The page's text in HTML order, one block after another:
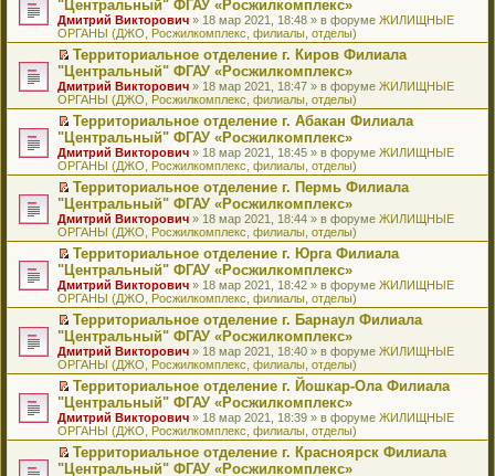
и
ю
щ
е
н
и
ю
у
с
о
о
б
щ
е
н
и
ю
н
н
о
м
с
о
о
б
щ
е
н
и
ю
и
т
а
н
н
о
м
у
с
о
о
б
щ
е
н
и
ю
е
п
р
о
ч
и
т
а
н
н
о
м
у
с
о
о
б
щ
е
н
и
ю
в
о
м
у
н
е
п
р
о
ч
и
т
а
н
н
о
м
у
с
о
о
б
щ
е
н
и
ю
и
к
п
е
р
в
о
м
у
н
е
п
р
о
ч
и
т
а
н
н
о
м
у
с
о
о
б
щ
е
н
и
ю
е
р
е
й
т
и
к
п
е
р
в
о
м
у
н
е
п
р
о
ч
и
т
а
н
н
о
м
у
с
о
о
б
щ
е
н
"Центральный" ФГАУ «Росжилкомплекс»
Дмитрий Викторович » 18 мар 2021, 18:48 » в форуме ЖИЛИЩНЫЕ
ОРГАНЫ (ДЖО, Росжилкомплекс, филиалы, отделы)
П
е
р
е
й
т
и
к
п
е
р
в
о
м
у
н
е
п
р
о
ч
и
т
а
н
н
о
м
у
с
о
Территориальное отделение г. Киров Филиала
"Центральный" ФГАУ «Росжилкомплекс»
Дмитрий Викторович » 18 мар 2021, 18:47 » в форуме ЖИЛИЩНЫЕ
ОРГАНЫ (ДЖО, Росжилкомплекс, филиалы, отделы)
П
е
р
е
й
т
и
к
п
е
р
в
о
м
у
н
е
п
р
о
ч
и
т
а
н
н
Территориальное отделение г. Абакан Филиала
"Центральный" ФГАУ «Росжилкомплекс»
Дмитрий Викторович » 18 мар 2021, 18:45 » в форуме ЖИЛИЩНЫЕ
ОРГАНЫ (ДЖО, Росжилкомплекс, филиалы, отделы)
П
е
р
е
й
т
и
к
п
е
р
в
о
м
у
н
е
п
р
о
ч
Территориальное отделение г. Пермь Филиала
"Центральный" ФГАУ «Росжилкомплекс»
Дмитрий Викторович » 18 мар 2021, 18:44 » в форуме ЖИЛИЩНЫЕ
ОРГАНЫ (ДЖО, Росжилкомплекс, филиалы, отделы)
П
е
р
е
й
т
и
к
п
е
р
в
о
м
у
н
Территориальное отделение г. Юрга Филиала
"Центральный" ФГАУ «Росжилкомплекс»
Дмитрий Викторович » 18 мар 2021, 18:42 » в форуме ЖИЛИЩНЫЕ
ОРГАНЫ (ДЖО, Росжилкомплекс, филиалы, отделы)
П
е
р
е
й
т
и
к
п
е
р
Территориальное отделение г. Барнаул Филиала
"Центральный" ФГАУ «Росжилкомплекс»
Дмитрий Викторович » 18 мар 2021, 18:40 » в форуме ЖИЛИЩНЫЕ
ОРГАНЫ (ДЖО, Росжилкомплекс, филиалы, отделы)
П
е
р
е
й
т
Территориальное отделение г. Йошкар-Ола Филиала
"Центральный" ФГАУ «Росжилкомплекс»
Дмитрий Викторович » 18 мар 2021, 18:39 » в форуме ЖИЛИЩНЫЕ
ОРГАНЫ (ДЖО, Росжилкомплекс, филиалы, отделы)
П
Территориальное отделение г. Красноярск Филиала
"Центральный" ФГАУ «Росжилкомплекс»